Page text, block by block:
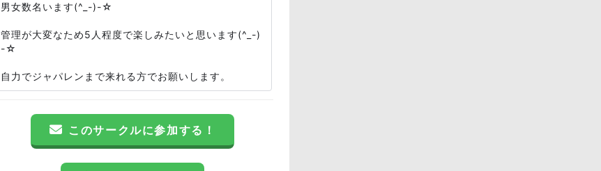
男女数名います(^_-)-☆
管理が大変なため5人程度で楽しみたいと思います(^_-)
-☆
自力でジャパレンまで来れる方でお願いします。
このサークルに参加する！